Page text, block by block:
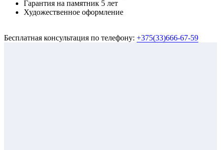
Гарантия на памятник 5 лет
Художественное оформление
Бесплатная консультация по телефону: +375(33)666-67-59